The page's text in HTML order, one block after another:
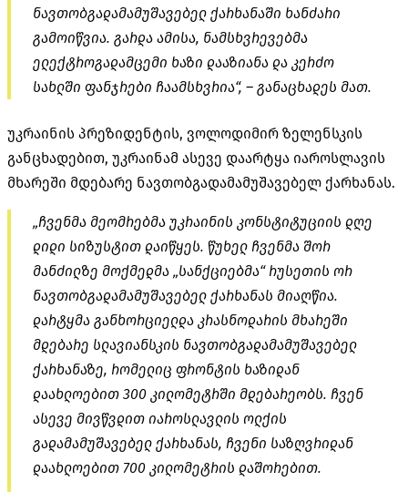
ნავთობგადამამუშავებელ ქარხანაში ხანძარი
გამოიწვია. გარდა ამისა, ნამსხვრევებმა
ელექტროგადამცემი ხაზი დააზიანა და კერძო
სახლში ფანჯრები ჩაამსხვრია“, – განაცხადეს მათ.
უკრაინის პრეზიდენტის, ვოლოდიმირ ზელენსკის
განცხადებით, უკრაინამ ასევე დაარტყა იაროსლავის
მხარეში მდებარე ნავთობგადამამუშავებელ ქარხანას.
„ჩვენმა მეომრებმა უკრაინის კონსტიტუციის დღე
დიდი სიზუსტით დაიწყეს. წუხელ ჩვენმა შორ
მანძილზე მოქმედმა „სანქციებმა“ რუსეთის ორ
ნავთობგადამამუშავებელ ქარხანას მიაღწია.
დარტყმა განხორციელდა კრასნოდარის მხარეში
მდებარე სლავიანსკის ნავთობგადამამუშავებელ
ქარხანაზე, რომელიც ფრონტის ხაზიდან
დაახლოებით 300 კილომეტრში მდებარეობს. ჩვენ
ასევე მივწვდით იაროსლავლის ოლქის
გადამამუშავებელ ქარხანას, ჩვენი საზღვრიდან
დაახლოებით 700 კილომეტრის დაშორებით.